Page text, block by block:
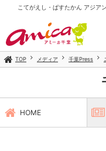
こてがえし・ぱすたかん アジア
TOP メディア 千葉Press
HOME